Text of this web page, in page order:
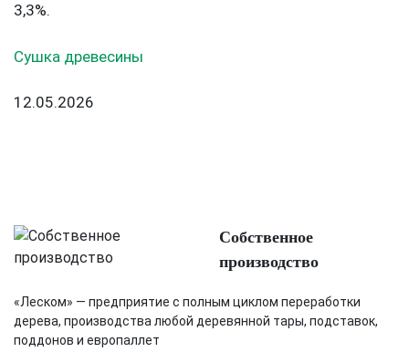
3,3%.
Сушка древесины
12.05.2026
Собственное
производство
«Леском» — предприятие с полным циклом переработки
дерева, производства любой деревянной тары, подставок,
поддонов и европаллет